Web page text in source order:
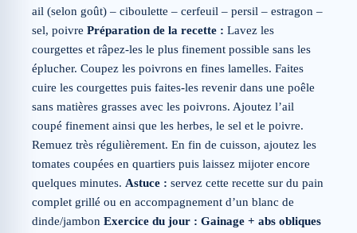
ail (selon goût) – ciboulette – cerfeuil – persil – estragon –
sel, poivre Préparation de la recette : Lavez les
courgettes et râpez-les le plus finement possible sans les
éplucher. Coupez les poivrons en fines lamelles. Faites
cuire les courgettes puis faites-les revenir dans une poêle
sans matières grasses avec les poivrons. Ajoutez l’ail
coupé finement ainsi que les herbes, le sel et le poivre.
Remuez très régulièrement. En fin de cuisson, ajoutez les
tomates coupées en quartiers puis laissez mijoter encore
quelques minutes. Astuce : servez cette recette sur du pain
complet grillé ou en accompagnement d’un blanc de
dinde/jambon Exercice du jour : Gainage + abs obliques